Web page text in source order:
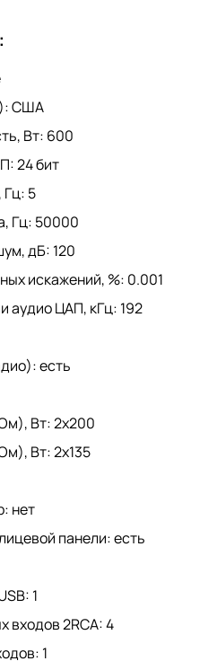
США
Вт: 600
24 бит
5
Гц: 50000
дБ: 120
искажений, %: 0.001
аудио ЦАП, кГц: 192
есть
Вт: 2х200
Вт: 2х135
нет
панели: есть
1
входов 2RCA: 4
1